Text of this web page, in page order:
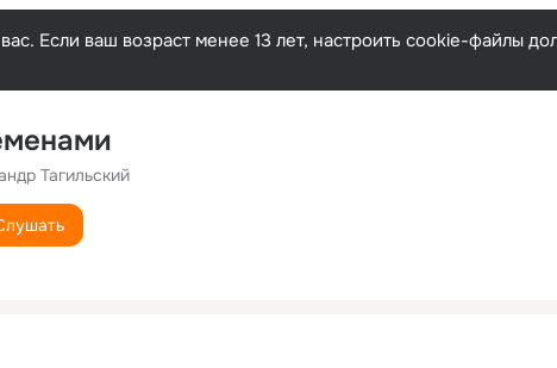
Если ваш возраст менее 13 лет, настроить cookie-файлы
Тагильский